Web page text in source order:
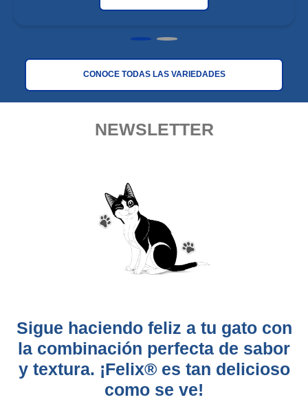
CONOCE TODAS LAS VARIEDADES
Alimento balanceado completo para gatos
adultos de todas las razas.
NEWSLETTER
Sigue haciendo feliz a tu gato con
la combinación perfecta de sabor
y textura. ¡Felix® es tan delicioso
como se ve!